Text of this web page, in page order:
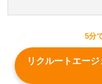
5分
リクルートエー